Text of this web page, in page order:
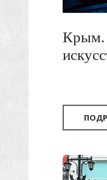
Крым.